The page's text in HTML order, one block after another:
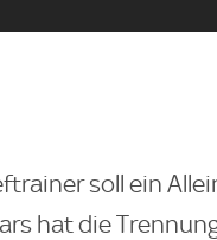
soll ein
hat die